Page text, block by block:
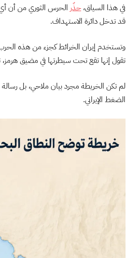
في هذا السياق، حذّر الحرس الثوري من أن أي
قد تدخل دائرة الاستهداف.
وتستخدم إيران الخرائط كجزء من هذه الحرب
تقول إنها تقع تحت سيطرتها في مضيق هرمز،
لم تكن الخريطة مجرد بيان ملاحي، بل رسالة
الضغط الإيراني.